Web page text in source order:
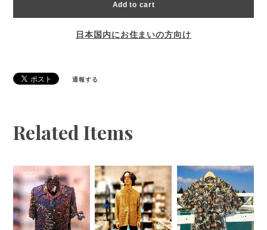
Add to cart
日本国内にお住まいの方向け
通報する
Related Items